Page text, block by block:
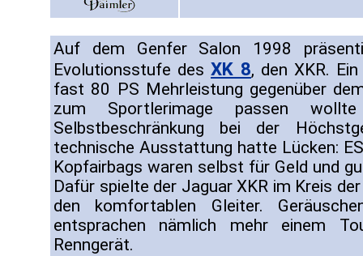
Auf dem Genfer Salon 1998
Evolutionsstufe des XK 8, den XKR.
fast 80 PS Mehrleistung gegenüber
zum Sportlerimage passen
Selbstbeschränkung bei der
technische Ausstattung hatte Lücken:
Kopfairbags waren selbst für Geld und
Dafür spielte der Jaguar XKR im Kreis
den komfortablen Gleiter.
entsprachen nämlich mehr einem
Renngerät.